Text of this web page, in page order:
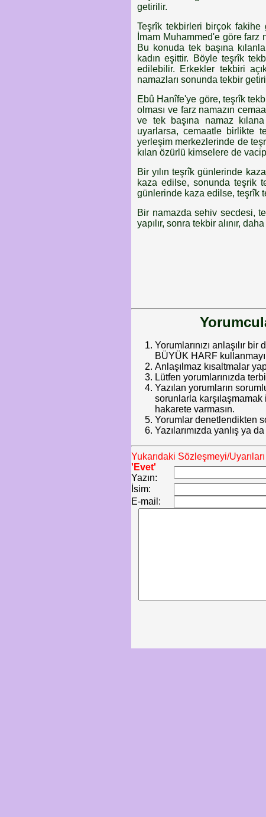
getirilir.
Teşrîk tekbirleri birçok fakihe
İmam Muhammed'e göre farz
Bu konuda tek başına
kadın eşittir. Böyle teşrîk
edilebilir. Erkekler tekbiri
namazları sonunda tekbir
Ebû Hanîfe'ye göre, teşrîk
olması ve farz namazın
ve tek başına namaz
uyarlarsa, cemaatle birlikte
yerleşim merkezlerinde de
kılan özürlü kimselere de
Bir yılın teşrîk günlerinde
kaza edilse, sonunda teşrik
günlerinde kaza edilse, teşrîk
Bir namazda sehiv secdesi,
yapılır, sonra tekbir alınır,
Yorumlarınızı anlaşılır
BÜYÜK HARF
Anlaşılmaz kısaltmalar
Lütfen yorumlarınızda
Yazılan yorumların
sorunlarla
hakarete varmasın.
Yorumlar denetlendikten
Yazılarımızda yanlış ya
Yukarıdaki Sözleşmeyi/
'Evet'
Yazın:
İsim:
E-mail: